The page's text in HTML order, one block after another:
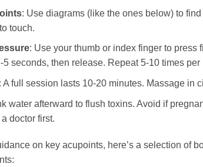
: Use diagrams (like the ones below) to
touch.
: Use your thumb or index finger to press
5 seconds, then release. Repeat 5-10 times
: A full session lasts 10-20 minutes. Massage in
water afterward to flush toxins. Avoid if
doctor first.
on key acupoints, here’s a selection of